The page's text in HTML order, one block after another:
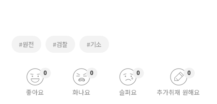
#원전 #검찰 #기소
좋아요
0
화나요
0
슬퍼요
0
추가취재 원해요
0